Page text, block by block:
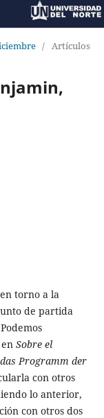
/ Artículos
torno a la
de partida
Sobre el
das Programm der
con otros
lo anterior,
con otros dos